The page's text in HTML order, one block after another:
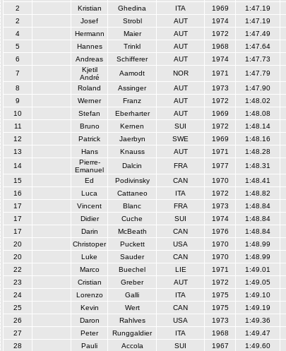
2
Kristian Ghedina ITA 1969 1:47.19
2
Josef Strobl AUT 1974 1:47.19
4
Hermann Maier AUT 1972 1:47.49
5
Hannes Trinkl AUT 1968 1:47.64
6
Andreas Schifferer AUT 1974 1:47.73
7
Kjetil
André
Aamodt NOR 1971 1:47.79
8
Roland Assinger AUT 1973 1:47.90
9
Werner Franz AUT 1972 1:48.02
10
Stefan Eberharter AUT 1969 1:48.08
11
Bruno Kernen SUI 1972 1:48.14
12
Patrick Jaerbyn SWE 1969 1:48.16
13
Hans Knauss AUT 1971 1:48.28
14
Pierre-
Emanuel
Dalcin FRA 1977 1:48.31
15
Ed Podivinsky CAN 1970 1:48.41
16
Luca Cattaneo ITA 1972 1:48.82
17
Vincent Blanc FRA 1973 1:48.84
17
Didier Cuche SUI 1974 1:48.84
17
Darin McBeath CAN 1976 1:48.84
20
Christoper Puckett USA 1970 1:48.99
20
Luke Sauder CAN 1970 1:48.99
22
Marco Buechel LIE 1971 1:49.01
23
Cristian Greber AUT 1972 1:49.05
24
Lorenzo Galli ITA 1975 1:49.10
25
Kevin Wert CAN 1975 1:49.19
26
Daron Rahlves USA 1973 1:49.36
27
Peter Runggaldier ITA 1968 1:49.47
28
Pauli Accola SUI 1967 1:49.60